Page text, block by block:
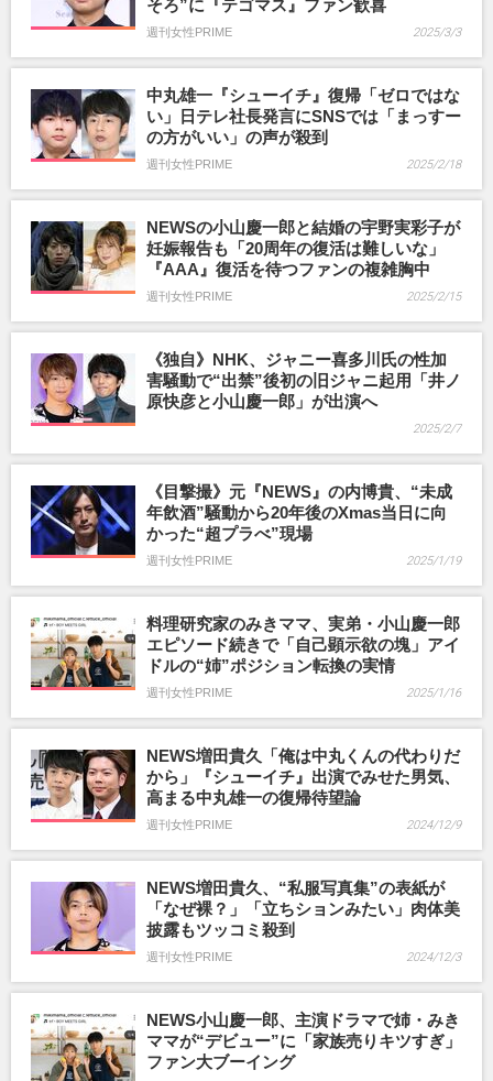
そろ”に『テゴマス』ファン歓喜
週刊女性PRIME 2025/3/3
中丸雄一『シューイチ』復帰「ゼロではな
い」日テレ社長発言にSNSでは「まっすー
の方がいい」の声が殺到
週刊女性PRIME 2025/2/18
NEWSの小山慶一郎と結婚の宇野実彩子が
妊娠報告も「20周年の復活は難しいな」
『AAA』復活を待つファンの複雑胸中
週刊女性PRIME 2025/2/15
《独自》NHK、ジャニー喜多川氏の性加
害騒動で“出禁”後初の旧ジャニ起用「井ノ
原快彦と小山慶一郎」が出演へ
2025/2/7
《目撃撮》元『NEWS』の内博貴、“未成
年飲酒”騒動から20年後のXmas当日に向
かった“超プラべ”現場
週刊女性PRIME 2025/1/19
料理研究家のみきママ、実弟・小山慶一郎
エピソード続きで「自己顕示欲の塊」アイ
ドルの“姉”ポジション転換の実情
週刊女性PRIME 2025/1/16
NEWS増田貴久「俺は中丸くんの代わりだ
から」『シューイチ』出演でみせた男気、
高まる中丸雄一の復帰待望論
週刊女性PRIME 2024/12/9
NEWS増田貴久、“私服写真集”の表紙が
「なぜ裸？」「立ちションみたい」肉体美
披露もツッコミ殺到
週刊女性PRIME 2024/12/3
NEWS小山慶一郎、主演ドラマで姉・みき
ママが“デビュー”に「家族売りキツすぎ」
ファン大ブーイング